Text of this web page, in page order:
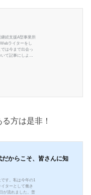
続支援A型事業所
ライターをし
は今まで出会っ
て記事にしよう
方は是非！
からこそ、皆さんに知
す。私は今年の1
ターとして働き
が流れました。普